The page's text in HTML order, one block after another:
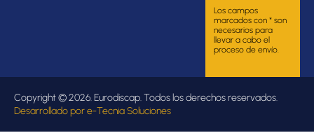
Los campos
marcados con * son
necesarios para
llevar a cabo el
proceso de envío.
Copyright © 2026. Eurodiscap. Todos los derechos reservados.
Desarrollado pore-Tecnia Soluciones